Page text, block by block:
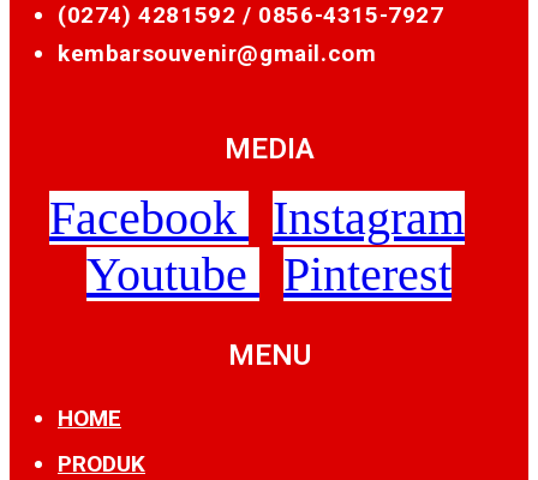
(0274) 4281592 / 0856-4315-7927
kembarsouvenir@gmail.com
MEDIA
Facebook
Instagram
Youtube
Pinterest
MENU
HOME
PRODUK